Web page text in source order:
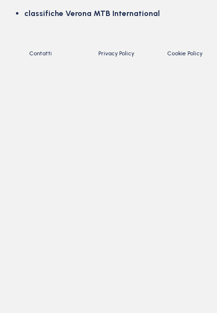
classifiche Verona MTB International
Contatti Privacy Policy Cookie Policy